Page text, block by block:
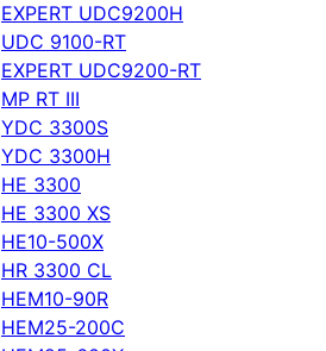
EXPERT UDC9200H
UDC 9100-RT
EXPERT UDC9200-RT
MP RT III
YDC 3300S
YDC 3300H
HE 3300
HE 3300 XS
HE10-500X
HR 3300 CL
HEM10-90R
HEM25-200C